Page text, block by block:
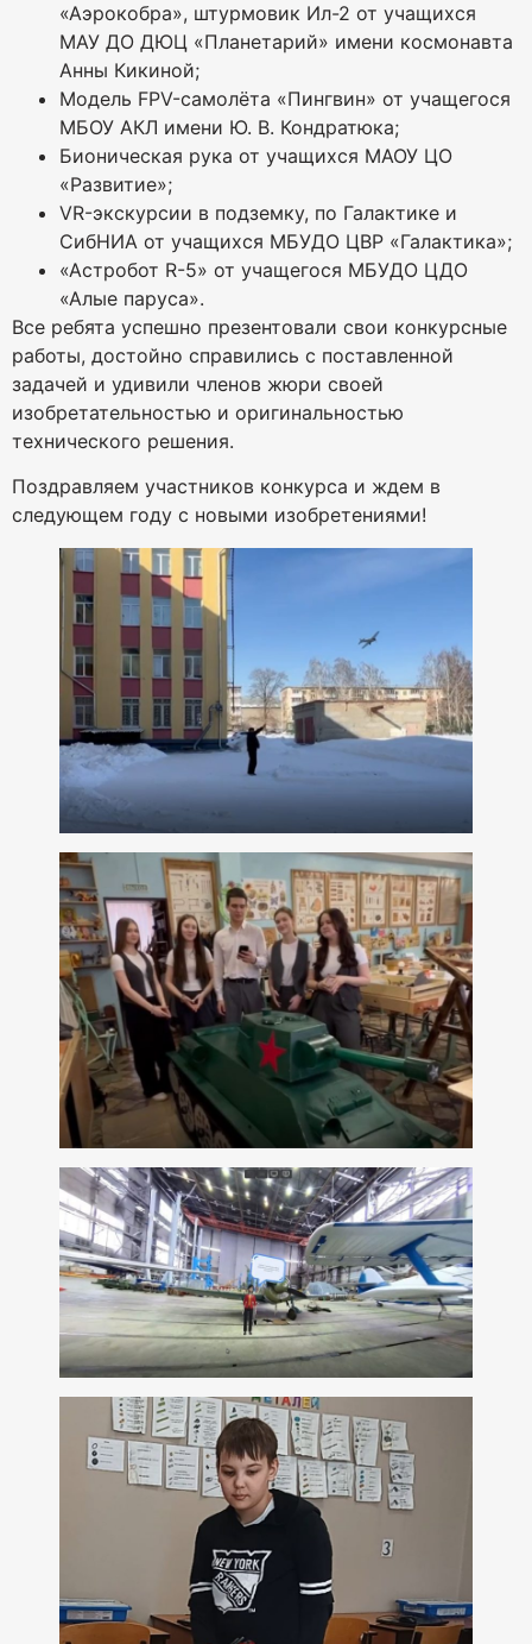
«Аэрокобра», штурмовик Ил-2 от учащихся
МАУ ДО ДЮЦ «Планетарий» имени космонавта
Анны Кикиной;
Модель FPV-самолёта «Пингвин» от учащегося
МБОУ АКЛ имени Ю. В. Кондратюка;
Бионическая рука от учащихся МАОУ ЦО
«Развитие»;
VR-экскурсии в подземку, по Галактике и
СибНИА от учащихся МБУДО ЦВР «Галактика»;
«Астробот R-5» от учащегося МБУДО ЦДО
«Алые паруса».
Все ребята успешно презентовали свои конкурсные
работы, достойно справились с поставленной
задачей и удивили членов жюри своей
изобретательностью и оригинальностью
технического решения.
Поздравляем участников конкурса и ждем в
следующем году с новыми изобретениями!